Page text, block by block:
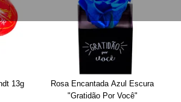
13g
Rosa Encantada Azul Escura
"Gratidão Por Você"